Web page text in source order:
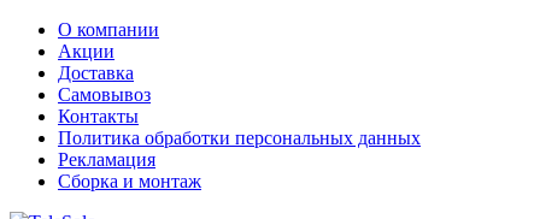
О компании
Акции
Доставка
Самовывоз
Контакты
Политика обработки персональных данных
Рекламация
Сборка и монтаж